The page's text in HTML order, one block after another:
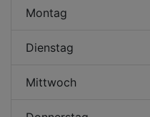
Montag
Dienstag
Mittwoch